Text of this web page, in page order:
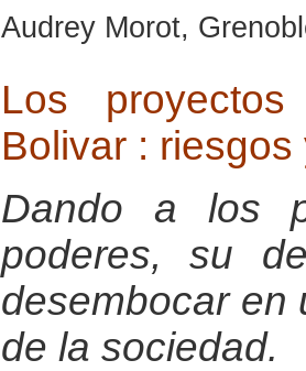
Audrey Morot,
Los
Bolivar :
Dando a los
poderes, su
desembocar en
de la sociedad.